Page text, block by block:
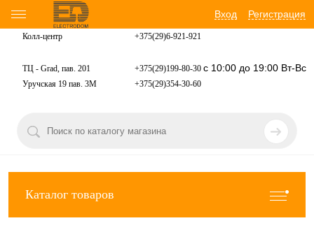
Вход Регистрация
Колл-центр +375(29)6-921-921
ТЦ - Grad, пав. 201 +375(29)199-80-30 с 10:00 до 19:00 Вт-Вс
Уручская 19 пав. 3М +375(29)354-30-60
Каталог товаров